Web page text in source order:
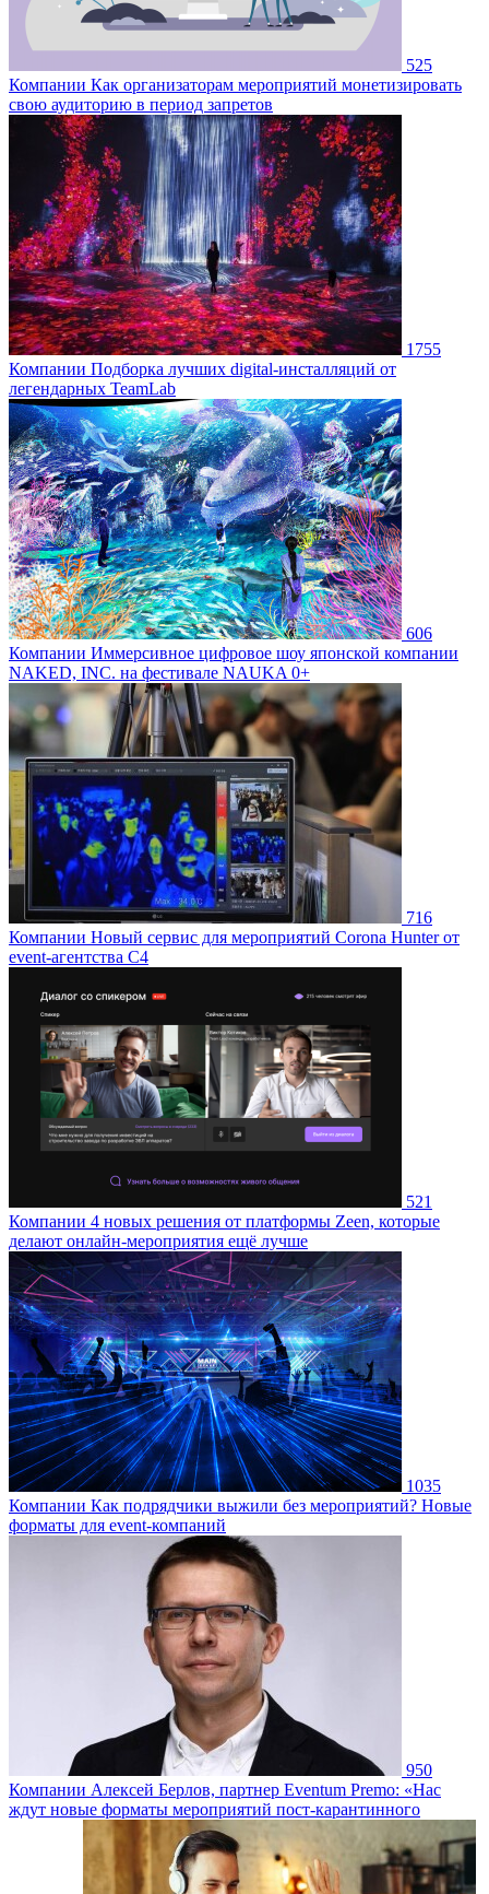
525
Компании Как организаторам мероприятий монетизировать
свою аудиторию в период запретов
1755
Компании Подборка лучших digital-инсталляций от
легендарных TeamLab
606
Компании Иммерсивное цифровое шоу японской компании
NAKED, INC. на фестивале NAUKA 0+
716
Компании Новый сервис для мероприятий Corona Hunter от
event-агентства С4
521
Компании 4 новых решения от платформы Zeen, которые
делают онлайн-мероприятия ещё лучше
1035
Компании Как подрядчики выжили без мероприятий? Новые
форматы для event-компаний
950
Компании Алексей Берлов, партнер Eventum Premo: «Нас
ждут новые форматы мероприятий пост-карантинного